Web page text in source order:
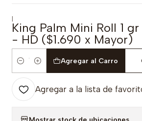
|
King Palm Mini Roll 1
- HD ($1.690 x Mayor)
Cantidad
Agregar al Carro
Agregar a la lista de